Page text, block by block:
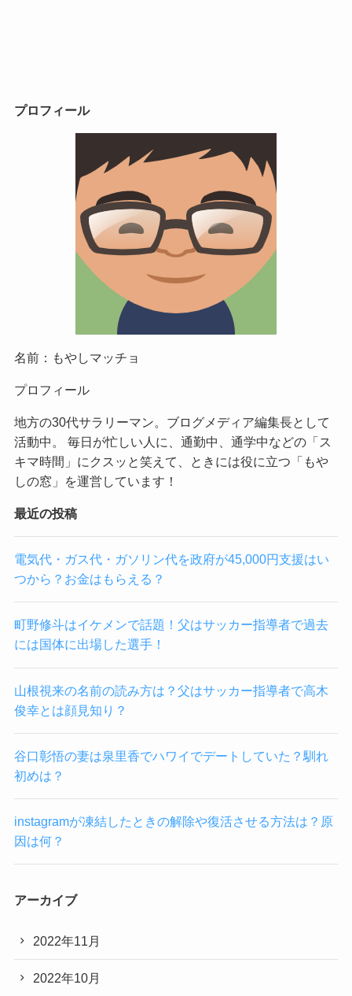
プロフィール
名前：もやしマッチョ
プロフィール
地方の30代サラリーマン。ブログメディア編集長として
活動中。 毎日が忙しい人に、通勤中、通学中などの「ス
キマ時間」にクスッと笑えて、ときには役に立つ「もや
しの窓」を運営しています！
最近の投稿
電気代・ガス代・ガソリン代を政府が45,000円支援はい
つから？お金はもらえる？
町野修斗はイケメンで話題！父はサッカー指導者で過去
には国体に出場した選手！
山根視来の名前の読み方は？父はサッカー指導者で高木
俊幸とは顔見知り？
谷口彰悟の妻は泉里香でハワイでデートしていた？馴れ
初めは？
instagramが凍結したときの解除や復活させる方法は？原
因は何？
アーカイブ
2022年11月
2022年10月